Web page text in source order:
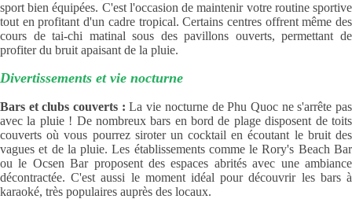
sport bien équipées. C'est l'occasion de maintenir votre routine sportive
tout en profitant d'un cadre tropical. Certains centres offrent même des
cours de tai-chi matinal sous des pavillons ouverts, permettant de
profiter du bruit apaisant de la pluie.
Divertissements et vie nocturne
Bars et clubs couverts : La vie nocturne de Phu Quoc ne s'arrête pas
avec la pluie ! De nombreux bars en bord de plage disposent de toits
couverts où vous pourrez siroter un cocktail en écoutant le bruit des
vagues et de la pluie. Les établissements comme le Rory's Beach Bar
ou le Ocsen Bar proposent des espaces abrités avec une ambiance
décontractée. C'est aussi le moment idéal pour découvrir les bars à
karaoké, très populaires auprès des locaux.